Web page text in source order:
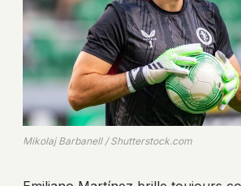
Mikolaj Barbanell / Shutterstock.com